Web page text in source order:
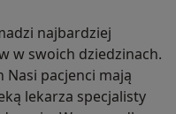
najbardziej
w swoich dziedzinach.
pacjenci mają
lekarza specjalisty